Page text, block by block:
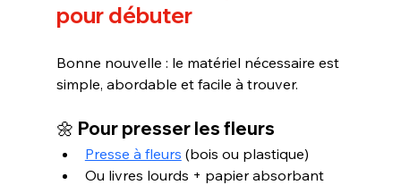
pour débuter
Bonne nouvelle : le matériel nécessaire est
simple, abordable et facile à trouver.
🌼 Pour presser les fleurs
Presse à fleurs (bois ou plastique)
Ou livres lourds + papier absorbant